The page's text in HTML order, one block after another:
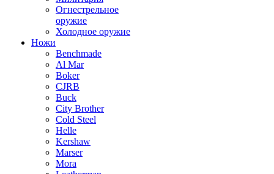
Огнестрельное
оружие
Холодное оружие
Ножи
Benchmade
Al Mar
Boker
CJRB
Buck
City Brother
Cold Steel
Helle
Kershaw
Marser
Mora